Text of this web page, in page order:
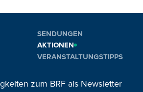
SENDUNGEN
AKTIONEN
VERANSTALTUNGSTIPPS
zum BRF als Newsletter